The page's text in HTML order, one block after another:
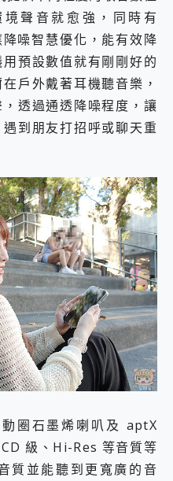
聲音就愈強，同時有
噪智慧優化，能有效降
預設數值就有剛剛好的
戶外戴著耳機聽音樂，
透過通透降噪程度，讓
到朋友打招呼或聊天重
圈石墨烯喇叭及 aptX
級、Hi-Res 等音質等
質並能聽到更寬廣的音